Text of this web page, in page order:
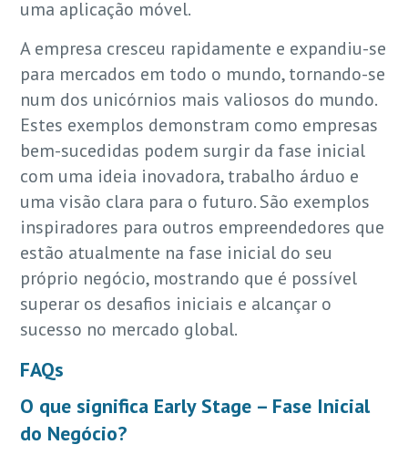
uma aplicação móvel.
A empresa cresceu rapidamente e expandiu-se
para mercados em todo o mundo, tornando-se
num dos unicórnios mais valiosos do mundo.
Estes exemplos demonstram como empresas
bem-sucedidas podem surgir da fase inicial
com uma ideia inovadora, trabalho árduo e
uma visão clara para o futuro. São exemplos
inspiradores para outros empreendedores que
estão atualmente na fase inicial do seu
próprio negócio, mostrando que é possível
superar os desafios iniciais e alcançar o
sucesso no mercado global.
FAQs
O que significa Early Stage – Fase Inicial
do Negócio?